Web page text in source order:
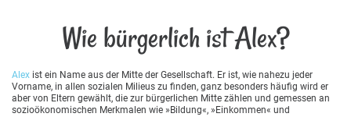
Wie bürgerlich ist Alex?
Alex ist ein Name aus der Mitte der Gesellschaft. Er ist, wie nahezu jeder
Vorname, in allen sozialen Milieus zu finden, ganz besonders häufig wird er
aber von Eltern gewählt, die zur bürgerlichen Mitte zählen und gemessen an
sozioökonomischen Merkmalen wie »Bildung«, »Einkommen« und